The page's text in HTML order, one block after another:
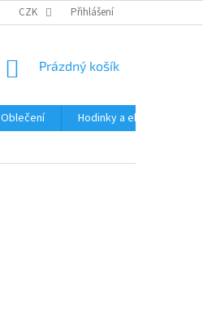
CZK Přihlášení
NÁKUPNÍ
Prázdný košík
Oblečení
Hodinky a elektronika